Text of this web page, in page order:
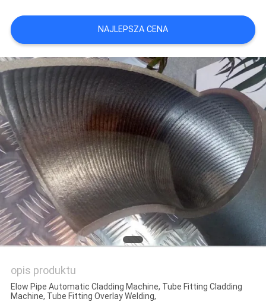
POPROSIĆ
O
WYCENĘ
SITEMAP
PRIVACY
POLICY
NAJLEPSZA CENA
opis produktu
Elow Pipe Automatic Cladding Machine, Tube Fitting Cladding
Machine, Tube Fitting Overlay Welding,